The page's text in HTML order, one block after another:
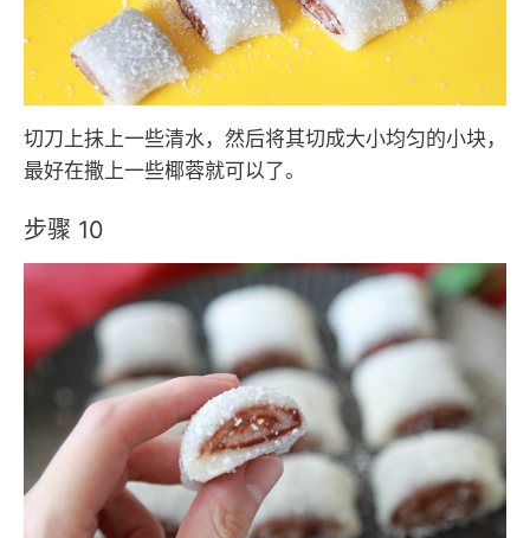
切刀上抹上一些清水，然后将其切成大小均匀的小块，
最好在撒上一些椰蓉就可以了。
步骤 10